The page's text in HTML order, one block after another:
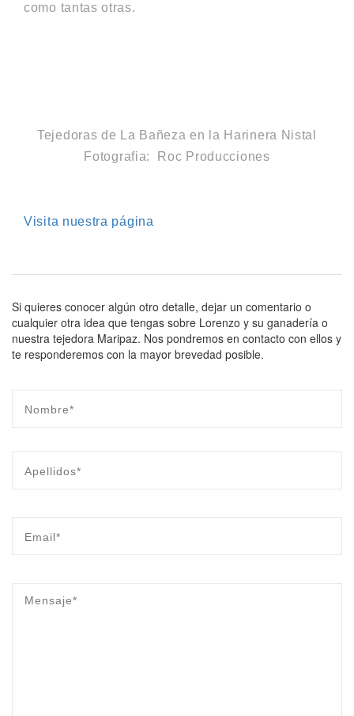
como tantas otras.
Tejedoras de La Bañeza en la Harinera Nistal
Fotografia: Roc Producciones
Visita nuestra página
Si quieres conocer algún otro detalle, dejar un comentario o
cualquier otra idea que tengas sobre Lorenzo y su ganadería o
nuestra tejedora Maripaz. Nos pondremos en contacto con ellos y
te responderemos con la mayor brevedad posible.